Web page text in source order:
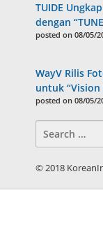
TUIDE
dengan
posted on 08/05/
WayV Rilis
untuk “Vision
posted on 08/05/
for:
© 2018